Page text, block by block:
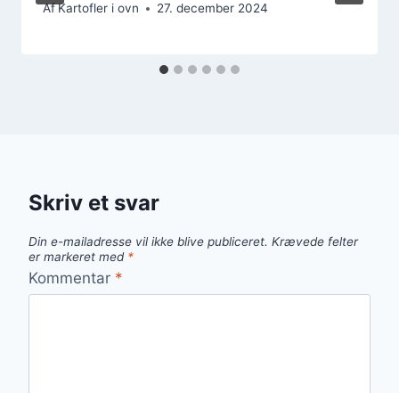
AfKartofler i ovn 27. december 2024
Skriv et svar
Din e-mailadresse vil ikke blive publiceret. Krævede felter
er markeret med *
Kommentar *